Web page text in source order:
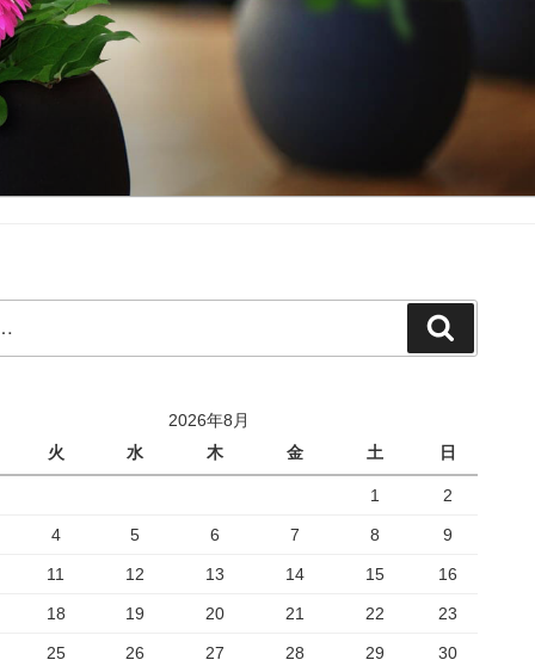
索
2026年8月
火 水 木 金 土 日
1 2
4 5 6 7 8 9
11 12 13 14 15 16
18 19 20 21 22 23
25 26 27 28 29 30